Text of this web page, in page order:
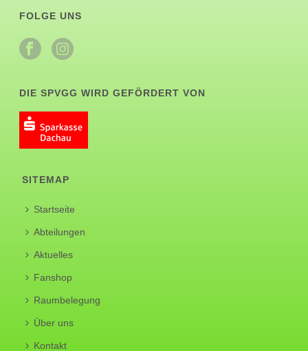
FOLGE UNS
DIE SPVGG WIRD GEFÖRDERT VON
SITEMAP
Startseite
Abteilungen
Aktuelles
Fanshop
Raumbelegung
Über uns
Kontakt